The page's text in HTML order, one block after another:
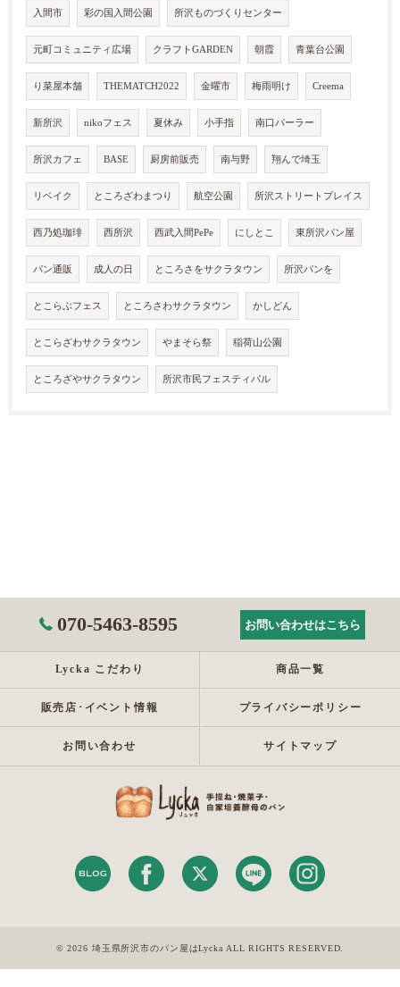
入間市 彩の国入間公園 所沢ものづくりセンター
元町コミュニティ広場 クラフトGARDEN 朝霞 青葉台公園
り菜屋本舗 THEMATCH2022 金曜市 梅雨明け Creema
新所沢 nikoフェス 夏休み 小手指 南口パーラー
所沢カフェ BASE 厨房前販売 南与野 翔んで埼玉
リベイク ところざわまつり 航空公園 所沢ストリートプレイス
西乃処珈琲 西所沢 西武入間PePe にしとこ 東所沢パン屋
パン通販 成人の日 ところさをサクラタウン 所沢パンを
とこらぶフェス ところさわサクラタウン かしどん
とこらざわサクラタウン やまそら祭 稲荷山公園
ところざやサクラタウン 所沢市民フェスティバル
070-5463-8595 お問い合わせはこちら
Lycka こだわり 商品一覧
販売店･イベント情報 プライバシーポリシー
お問い合わせ サイトマップ
© 2026 埼玉県所沢市のパン屋はLycka ALL RIGHTS RESERVED.